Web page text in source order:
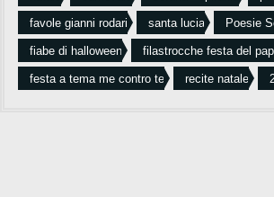
favole gianni rodari santa lucia Poesie
fiabe di halloween filastrocche festa del
festa a tema me contro te recite natale